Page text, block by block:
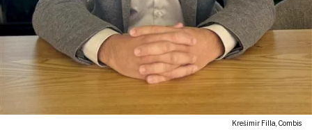
Krešimir Filla, Combis